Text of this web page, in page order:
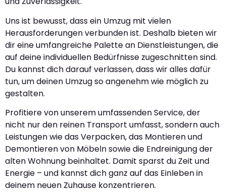
Uns ist bewusst, dass ein Umzug mit vielen
Herausforderungen verbunden ist. Deshalb bieten wir
dir eine umfangreiche Palette an Dienstleistungen, die
auf deine individuellen Bedürfnisse zugeschnitten sind.
Du kannst dich darauf verlassen, dass wir alles dafür
tun, um deinen Umzug so angenehm wie möglich zu
gestalten.
Profitiere von unserem umfassenden Service, der
nicht nur den reinen Transport umfasst, sondern auch
Leistungen wie das Verpacken, das Montieren und
Demontieren von Möbeln sowie die Endreinigung der
alten Wohnung beinhaltet. Damit sparst du Zeit und
Energie – und kannst dich ganz auf das Einleben in
deinem neuen Zuhause konzentrieren.